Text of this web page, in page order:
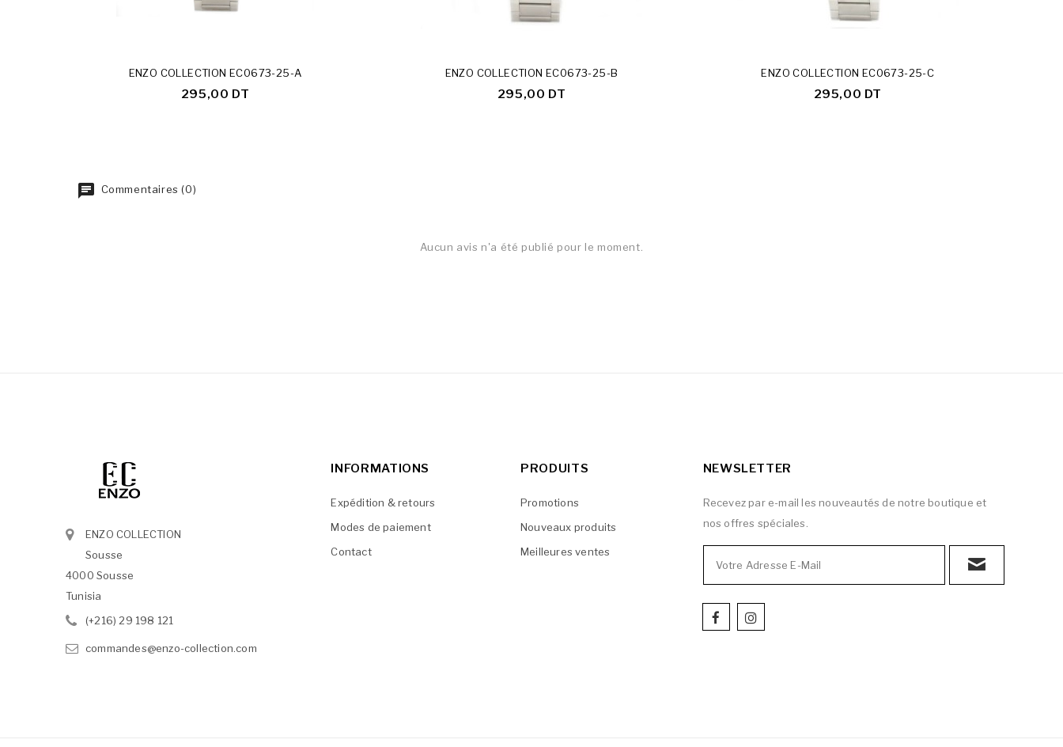
ENZO COLLECTION EC0673-25-A
295,00 DT
ENZO COLLECTION EC0673-25-B
295,00 DT
ENZO COLLECTION EC0673-25-C
295,00 DT
Commentaires (0)
Aucun avis n'a été publié pour le moment.
ENZO COLLECTION
Sousse
4000 Sousse
Tunisia
(+216) 29 198 121
commandes@enzo-collection.com
INFORMATIONS
Expédition & retours
Modes de paiement
Contact
PRODUITS
Promotions
Nouveaux produits
Meilleures ventes
NEWSLETTER
Recevez par e-mail les nouveautés de notre boutique et
nos offres spéciales.